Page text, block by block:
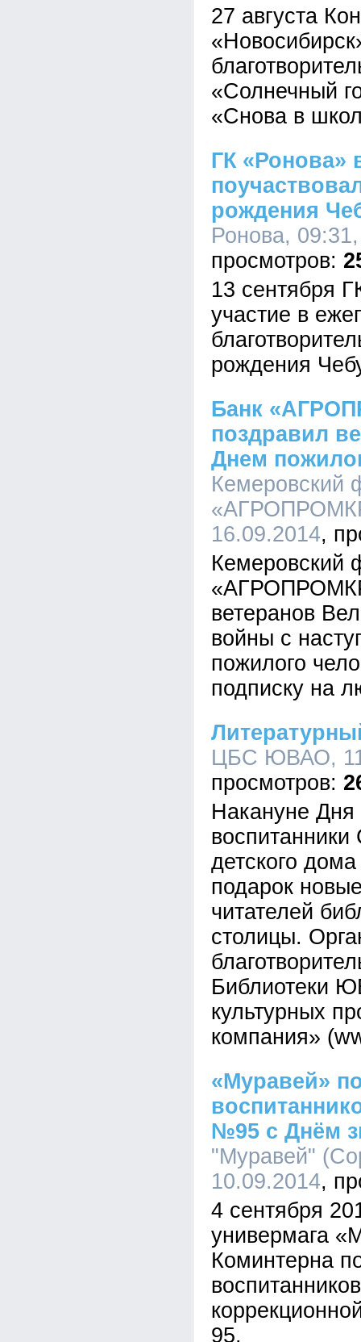
27 августа
«Солнечный
«Снова в
ГК «Ронова»
рождения
Ронова,
13 сентября
участие в
рождения
Банк
поздравил
Днем
16.09.2014
Кемеровский
ветеранов
войны с
пожилого
подписку на
ЦБС ЮВАО,
Накануне
воспитанники
детского
подарок
читателей
столицы.
Библиотеки
культурных
компания»
«Муравей»
№95 с Днём
"Муравей"
10.09.2014
4 сентября
универмага
Коминтерна
95.